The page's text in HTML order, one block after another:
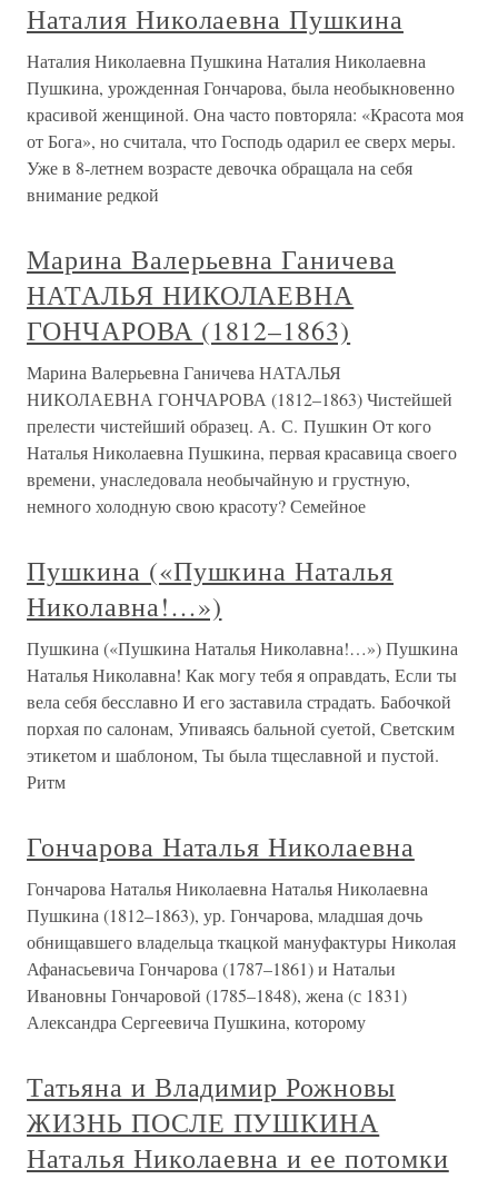
Наталия Николаевна Пушкина
Наталия Николаевна Пушкина Наталия Николаевна
Пушкина, урожденная Гончарова, была необыкновенно
красивой женщиной. Она часто повторяла: «Красота моя
от Бога», но считала, что Господь одарил ее сверх меры.
Уже в 8-летнем возрасте девочка обращала на себя
внимание редкой
Марина Валерьевна Ганичева
НАТАЛЬЯ НИКОЛАЕВНА
ГОНЧАРОВА (1812–1863)
Марина Валерьевна Ганичева НАТАЛЬЯ
НИКОЛАЕВНА ГОНЧАРОВА (1812–1863) Чистейшей
прелести чистейший образец. А. С. Пушкин От кого
Наталья Николаевна Пушкина, первая красавица своего
времени, унаследовала необычайную и грустную,
немного холодную свою красоту? Семейное
Пушкина («Пушкина Наталья
Николавна!…»)
Пушкина («Пушкина Наталья Николавна!…») Пушкина
Наталья Николавна! Как могу тебя я оправдать, Если ты
вела себя бесславно И его заставила страдать. Бабочкой
порхая по салонам, Упиваясь бальной суетой, Светским
этикетом и шаблоном, Ты была тщеславной и пустой.
Ритм
Гончарова Наталья Николаевна
Гончарова Наталья Николаевна Наталья Николаевна
Пушкина (1812–1863), ур. Гончарова, младшая дочь
обнищавшего владельца ткацкой мануфактуры Николая
Афанасьевича Гончарова (1787–1861) и Натальи
Ивановны Гончаровой (1785–1848), жена (с 1831)
Александра Сергеевича Пушкина, которому
Татьяна и Владимир Рожновы
ЖИЗНЬ ПОСЛЕ ПУШКИНА
Наталья Николаевна и ее потомки